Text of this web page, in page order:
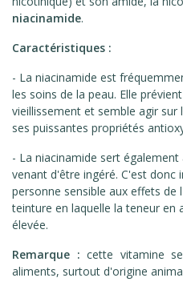
niacinamide.
Caractéristiques :
- La niacinamide est
les soins de la peau. Elle
vieillissement et semble agir sur
ses puissantes propriétés
- La niacinamide sert
venant d'être ingéré. C'est donc
personne sensible aux effets de
teinture en laquelle la teneur
élevée.
Remarque : cette vitamine
aliments, surtout d'origine